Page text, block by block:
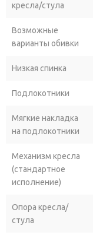
кресла/стула
Возможные
варианты обивки
Низкая спинка
Подлокотники
Мягкие накладка
на подлокотники
Механизм кресла
(стандартное
исполнение)
Опора кресла/
стула